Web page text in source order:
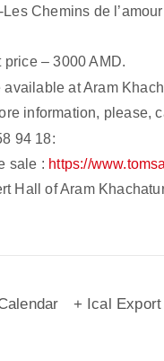
Les Chemins de l’amour
price – 3000 AMD.
available at Aram
information, please,
94 18:
sale : https://
Hall of Aram
+ Ical Export